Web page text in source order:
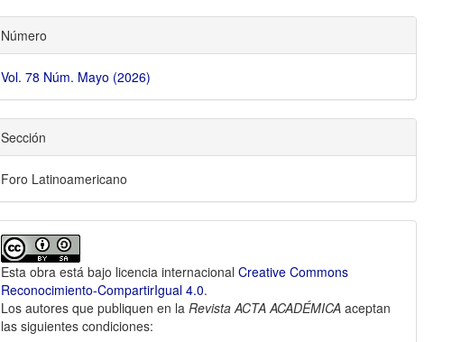
Número
Vol. 78 Núm. Mayo (2026)
Sección
Foro Latinoamericano
Esta obra está bajo licencia internacionalCreative Commons
Reconocimiento-CompartirIgual 4.0.
Los autores que publiquen en la Revista ACTA ACADÉMICA aceptan
las siguientes condiciones: